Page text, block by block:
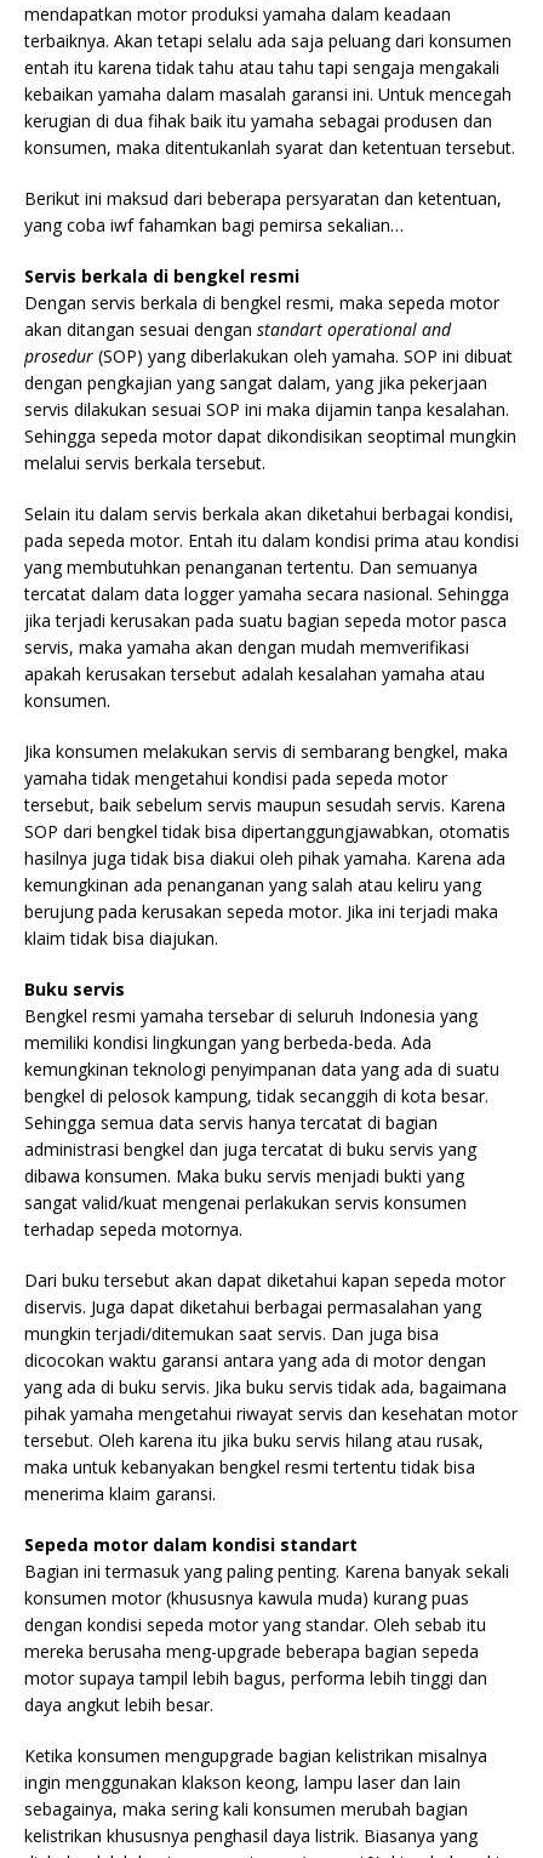
mendapatkan motor produksi yamaha dalam keadaan
terbaiknya. Akan tetapi selalu ada saja peluang dari konsumen
entah itu karena tidak tahu atau tahu tapi sengaja mengakali
kebaikan yamaha dalam masalah garansi ini. Untuk mencegah
kerugian di dua fihak baik itu yamaha sebagai produsen dan
konsumen, maka ditentukanlah syarat dan ketentuan tersebut.
Berikut ini maksud dari beberapa persyaratan dan ketentuan,
yang coba iwf fahamkan bagi pemirsa sekalian…
Servis berkala di bengkel resmi
Dengan servis berkala di bengkel resmi, maka sepeda motor
akan ditangan sesuai dengan standart operational and
prosedur (SOP) yang diberlakukan oleh yamaha. SOP ini dibuat
dengan pengkajian yang sangat dalam, yang jika pekerjaan
servis dilakukan sesuai SOP ini maka dijamin tanpa kesalahan.
Sehingga sepeda motor dapat dikondisikan seoptimal mungkin
melalui servis berkala tersebut.
Selain itu dalam servis berkala akan diketahui berbagai kondisi,
pada sepeda motor. Entah itu dalam kondisi prima atau kondisi
yang membutuhkan penanganan tertentu. Dan semuanya
tercatat dalam data logger yamaha secara nasional. Sehingga
jika terjadi kerusakan pada suatu bagian sepeda motor pasca
servis, maka yamaha akan dengan mudah memverifikasi
apakah kerusakan tersebut adalah kesalahan yamaha atau
konsumen.
Jika konsumen melakukan servis di sembarang bengkel, maka
yamaha tidak mengetahui kondisi pada sepeda motor
tersebut, baik sebelum servis maupun sesudah servis. Karena
SOP dari bengkel tidak bisa dipertanggungjawabkan, otomatis
hasilnya juga tidak bisa diakui oleh pihak yamaha. Karena ada
kemungkinan ada penanganan yang salah atau keliru yang
berujung pada kerusakan sepeda motor. Jika ini terjadi maka
klaim tidak bisa diajukan.
Buku servis
Bengkel resmi yamaha tersebar di seluruh Indonesia yang
memiliki kondisi lingkungan yang berbeda-beda. Ada
kemungkinan teknologi penyimpanan data yang ada di suatu
bengkel di pelosok kampung, tidak secanggih di kota besar.
Sehingga semua data servis hanya tercatat di bagian
administrasi bengkel dan juga tercatat di buku servis yang
dibawa konsumen. Maka buku servis menjadi bukti yang
sangat valid/kuat mengenai perlakukan servis konsumen
terhadap sepeda motornya.
Dari buku tersebut akan dapat diketahui kapan sepeda motor
diservis. Juga dapat diketahui berbagai permasalahan yang
mungkin terjadi/ditemukan saat servis. Dan juga bisa
dicocokan waktu garansi antara yang ada di motor dengan
yang ada di buku servis. Jika buku servis tidak ada, bagaimana
pihak yamaha mengetahui riwayat servis dan kesehatan motor
tersebut. Oleh karena itu jika buku servis hilang atau rusak,
maka untuk kebanyakan bengkel resmi tertentu tidak bisa
menerima klaim garansi.
Sepeda motor dalam kondisi standart
Bagian ini termasuk yang paling penting. Karena banyak sekali
konsumen motor (khususnya kawula muda) kurang puas
dengan kondisi sepeda motor yang standar. Oleh sebab itu
mereka berusaha meng-upgrade beberapa bagian sepeda
motor supaya tampil lebih bagus, performa lebih tinggi dan
daya angkut lebih besar.
Ketika konsumen mengupgrade bagian kelistrikan misalnya
ingin menggunakan klakson keong, lampu laser dan lain
sebagainya, maka sering kali konsumen merubah bagian
kelistrikan khususnya penghasil daya listrik. Biasanya yang